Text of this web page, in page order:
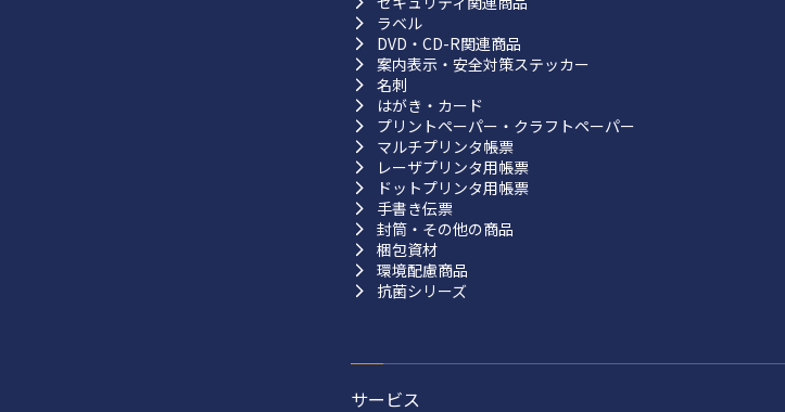
ラベル
DVD・CD-R関連商品
案内表示・安全対策ステッカー
名刺
はがき・カード
プリントペーパー・クラフトペーパー
マルチプリンタ帳票
レーザプリンタ用帳票
ドットプリンタ用帳票
手書き伝票
封筒・その他の商品
梱包資材
環境配慮商品
抗菌シリーズ
サービス